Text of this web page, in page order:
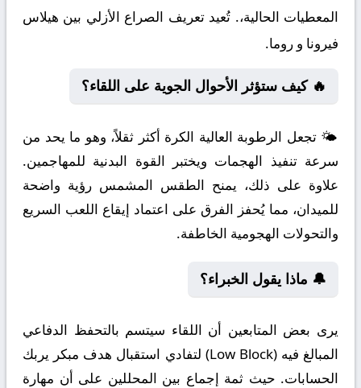
المعطيات الحالية،. تُعيد تعريف الصراع الأزلي بين هيلاس
فيرونا و روما.
🔥 كيف ستؤثر الأحوال الجوية على اللقاء؟
🌤️ تجعل الرطوبة العالية الكرة أكثر ثقلاً، وهو ما يحد من
سرعة تنفيذ الهجمات ويختبر القوة البدنية للمهاجمين.
علاوة على ذلك، يمنح الطقس المشمس رؤية واضحة
للميدان، مما يُحفز الفرق على اعتماد إيقاع اللعب السريع
والتحولات الهجومية الخاطفة.
🔔 ماذا يقول الخبراء؟
يرى بعض المتابعين أن اللقاء سيتسم بالتحفظ الدفاعي
المبالغ فيه (Low Block) لتفادي استقبال هدف مبكر يربك
الحسابات. حيث ثمة إجماع بين المحللين على أن مهارة